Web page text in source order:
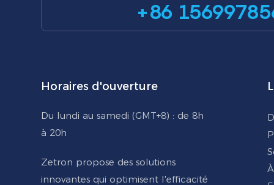
+86
Horaires d'ouverture
Du lundi au samedi (GMT+8) : de 8h
à 20h
Zetron propose des solutions
innovantes qui optimisent l'efficacité